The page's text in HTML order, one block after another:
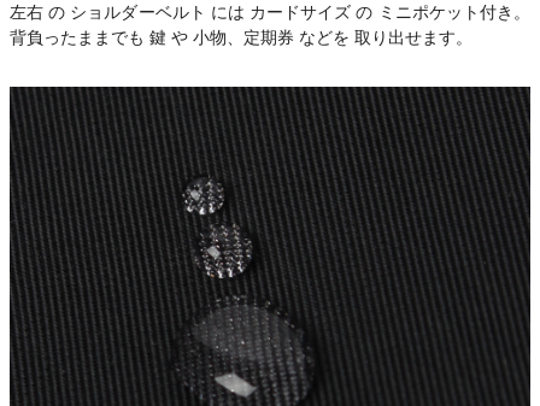
左右 の ショルダーベルト には カードサイズ の ミニポケット付き。
背負ったままでも 鍵 や 小物、定期券 などを 取り出せます。